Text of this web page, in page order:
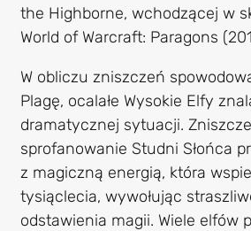
the Highborne, wchodzącej w
World of Warcraft: Paragons
W obliczu zniszczeń
Plagę, ocalałe Wysokie Elfy
dramatycznej sytuacji.
sprofanowanie Studni Słońca
z magiczną energią, która
tysiąclecia, wywołując
odstawienia magii. Wiele elfów